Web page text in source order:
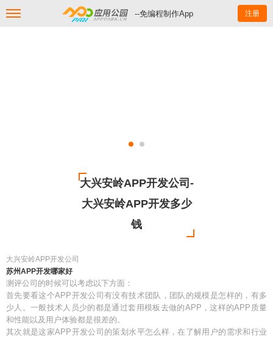
--免编程制作App 注册
大兴安岭APP开发公司-
大兴安岭APP开发多少
钱
大兴安岭APP开发公司
苏州APP开发哪家好
测评公司的时候可以考虑以下方面：
首先要看这个APP开发公司有没有技术团队，团队的规模是怎样的，有多
少人。一般技术人员少的都是通过套用模板去做的APP，这样的APP质量
和性能以及用户体验都是很差的。
其次就是这家APP开发公司的策划水平怎么样，在了解用户的需求和行业